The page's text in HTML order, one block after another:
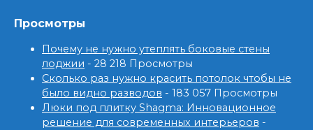
Просмотры
Почему не нужно утеплять боковые стены
лоджии - 28 218 Просмотры
Сколько раз нужно красить потолок чтобы не
было видно разводов - 183 057 Просмотры
Люки под плитку Shagma: Инновационное
решение для современных интерьеров -